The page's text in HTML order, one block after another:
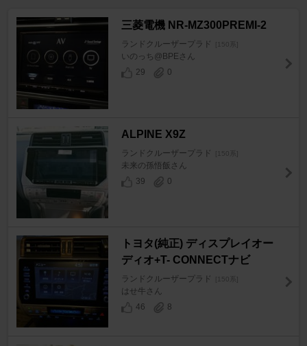
三菱電機 NR-MZ300PREMI-2
ランドクルーザープラド
いのっち@BPEさん
29
0
ALPINE X9Z
ランドクルーザープラド
未来の孫悟飯さん
39
0
トヨタ(純正) ディスプレイオー
ディオ+T- CONNECTナビ
ランドクルーザープラド
はせ牛さん
46
8